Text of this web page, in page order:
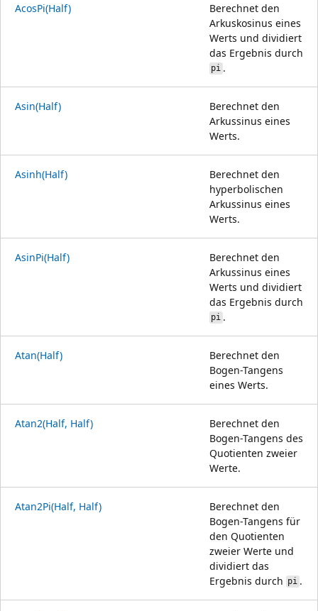
AcosPi(Half)
Berechnet den
Arkuskosinus eines
Werts und dividiert
das Ergebnis durch
pi.
Asin(Half)
Berechnet den
Arkussinus eines
Werts.
Asinh(Half)
Berechnet den
hyperbolischen
Arkussinus eines
Werts.
AsinPi(Half)
Berechnet den
Arkussinus eines
Werts und dividiert
das Ergebnis durch
pi.
Atan(Half)
Berechnet den
Bogen-Tangens
eines Werts.
Atan2(Half, Half)
Berechnet den
Bogen-Tangens des
Quotienten zweier
Werte.
Atan2Pi(Half, Half)
Berechnet den
Bogen-Tangens für
den Quotienten
zweier Werte und
dividiert das
Ergebnis durch pi.